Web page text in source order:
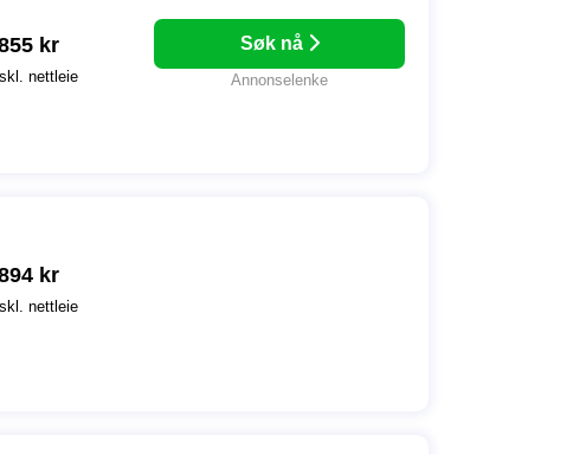
kr
nettleie
Søk nå
Annonselenke
kr
nettleie